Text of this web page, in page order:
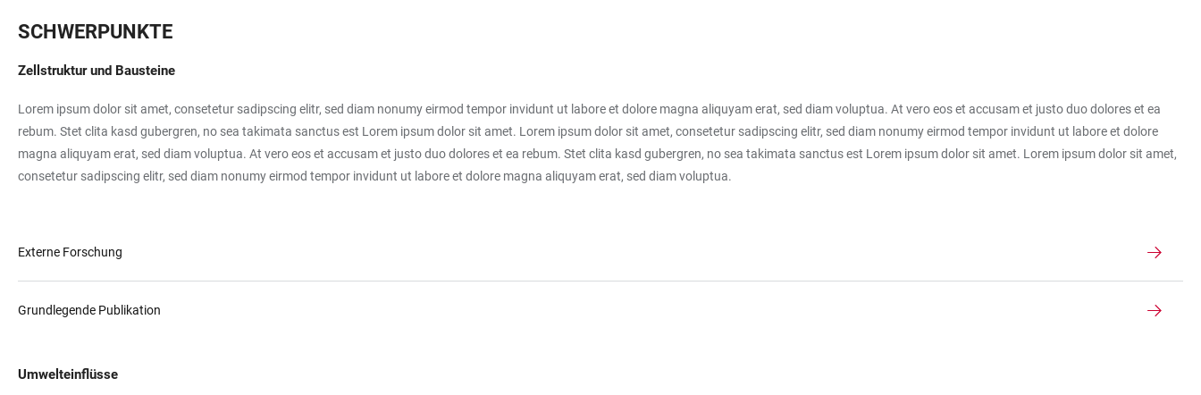
SCHWERPUNKTE
Zellstruktur und Bausteine
Lorem ipsum dolor sit amet, consetetur sadipscing elitr, sed diam nonumy eirmod tempor invidunt ut labore et dolore magna aliquyam erat, sed diam voluptua. At vero eos et accusam et justo duo dolores et ea
rebum. Stet clita kasd gubergren, no sea takimata sanctus est Lorem ipsum dolor sit amet. Lorem ipsum dolor sit amet, consetetur sadipscing elitr, sed diam nonumy eirmod tempor invidunt ut labore et dolore
magna aliquyam erat, sed diam voluptua. At vero eos et accusam et justo duo dolores et ea rebum. Stet clita kasd gubergren, no sea takimata sanctus est Lorem ipsum dolor sit amet. Lorem ipsum dolor sit amet,
consetetur sadipscing elitr, sed diam nonumy eirmod tempor invidunt ut labore et dolore magna aliquyam erat, sed diam voluptua.
Externe Forschung
Grundlegende Publikation
Umwelteinflüsse